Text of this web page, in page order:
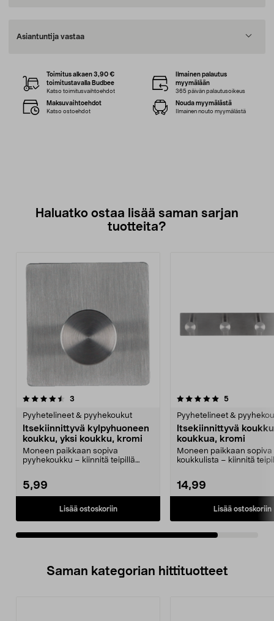
Asiantuntija vastaa
Toimitus alkaen 3,90 €
toimitustavalla Budbee
Katso toimitusvaihtoehdot
Ilmainen palautus
myymälään
365 päivän palautusoikeus
Maksuvaihtoehdot
Katso ostoehdot
Nouda myymälästä
Ilmainen nouto myymälästä
Haluatko ostaa lisää saman sarjan
tuotteita?
3
Pyyhetelineet & pyyhekoukut
Itsekiinnittyvä kylpyhuoneen
koukku, yksi koukku, kromi
Moneen paikkaan sopiva
pyyhekoukku – kiinnitä teipillä
5,99
Lisää ostoskoriin
5.0viidestä
5arvostelut
Pyyhetelineet &
Itsekiinnittyvä
koukkua, kromi
Moneen paikkaan sopiva
koukkulista – kiinnitä
14,99
Lisää ostoskoriin
Saman kategorian hittituotteet